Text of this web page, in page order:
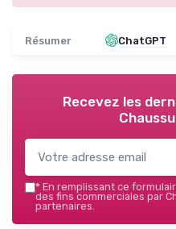
Résumer ChatGPT
Recevez les
* En remplissant ce
des fins commerciales par
partenaires.